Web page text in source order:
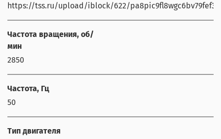
https://tss.ru/upload/iblock/622/
Частота вращения, об/
мин
2850
Частота, Гц
50
Тип двигателя